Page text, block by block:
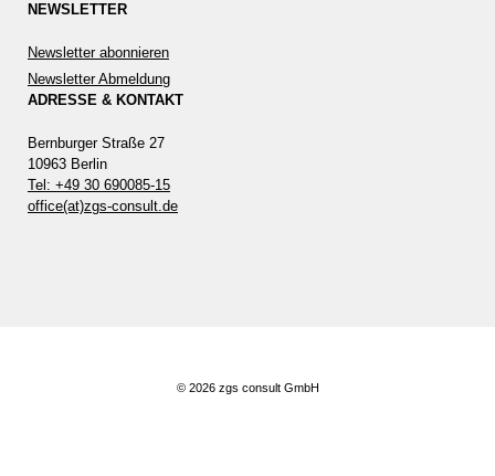
NEWSLETTER
Newsletter abonnieren
Newsletter Abmeldung
ADRESSE & KONTAKT
Bernburger Straße 27
10963 Berlin
Tel: +49 30 690085-15
office(at)zgs-consult.de
© 2026 zgs consult GmbH